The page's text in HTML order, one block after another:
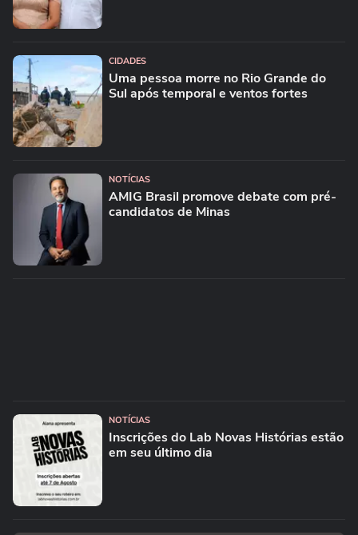
CIDADES
Uma pessoa morre no Rio Grande do
Sul após temporal e ventos fortes
NOTÍCIAS
AMIG Brasil promove debate com pré-
candidatos de Minas
NOTÍCIAS
Inscrições do Lab Novas Histórias estão
em seu último dia